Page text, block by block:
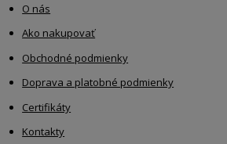
O nás
Ako nakupovať
Obchodné podmienky
Doprava a platobné podmienky
Certifikáty
Kontakty